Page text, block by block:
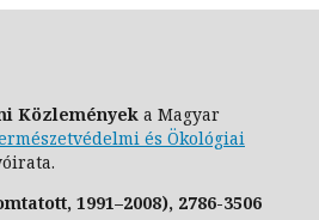
Közlemények a Magyar
és Ökológiai
1991–2008), 2786-3506